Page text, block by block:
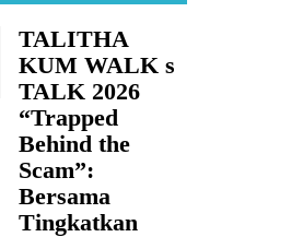
TALITHA
KUM WALK s
TALK 2026
“Trapped
Behind the
Scam”:
Bersama
Tingkatkan